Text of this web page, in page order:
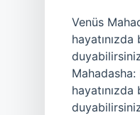
Venüs